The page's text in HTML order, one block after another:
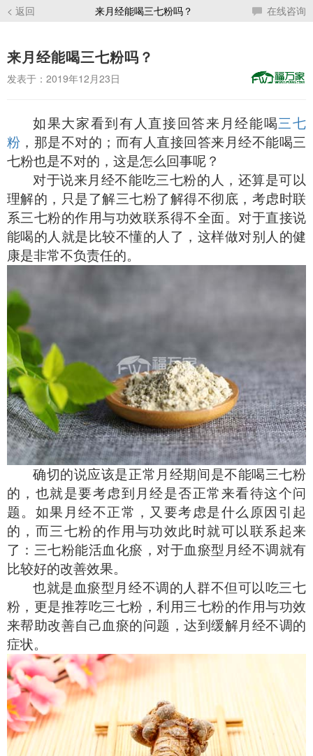
< 返回 来月经能喝三七粉吗？ 在线咨询
来月经能喝三七粉吗？
发表于：2019年12月23日
如果大家看到有人直接回答来月经能喝三七
粉 ，那是不对的；而有人直接回答来月经不能喝三
七粉也是不对的，这是怎么回事呢？
对于说来月经不能吃三七粉的人，还算是可以
理解的，只是了解三七粉了解得不彻底，考虑时联
系三七粉的作用与功效联系得不全面。对于直接说
能喝的人就是比较不懂的人了，这样做对别人的健
康是非常不负责任的。
确切的说应该是正常月经期间是不能喝三七粉
的，也就是要考虑到月经是否正常来看待这个问
题。如果月经不正常，又要考虑是什么原因引起
的，而三七粉的作用与功效此时就可以联系起来
了：三七粉能活血化瘀，对于血瘀型月经不调就有
比较好的改善效果。
也就是血瘀型月经不调的人群不但可以吃三七
粉，更是推荐吃三七粉，利用三七粉的作用与功效
来帮助改善自己血瘀的问题，达到缓解月经不调的
症状。